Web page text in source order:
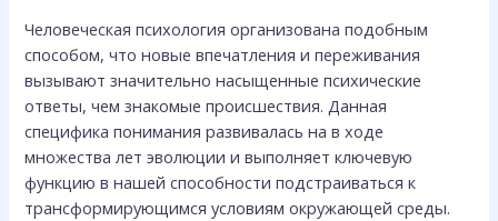
Человеческая психология организована подобным
способом, что новые впечатления и переживания
вызывают значительно насыщенные психические
ответы, чем знакомые происшествия. Данная
специфика понимания развивалась на в ходе
множества лет эволюции и выполняет ключевую
функцию в нашей способности подстраиваться к
трансформирующимся условиям окружающей среды.